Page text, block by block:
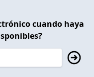
cuando haya